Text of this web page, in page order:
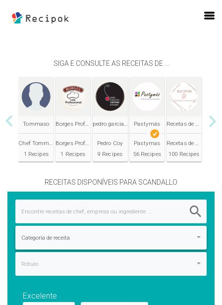
SIGA E CONSULTE AS RECEITAS DE ...
Tommaso
Chef Tommaso Pollinzi
1 Recipes
Borges Professional
Borges Professional
1 Recipes
pedro garcia coy
Pedro Coy
9 Recipes
Pastymás
Pastymas
56 Recipes
Recetas de pastelería tradicional
Recetas de pastelería
100 Recipes
RECEITAS DISPONÍVEIS PARA SCANDALLO
Encontre receitas de chef, empresa ou ingrediente ...
Categoria de receita
Rótulo
Excelente